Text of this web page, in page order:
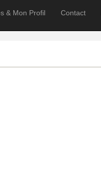
& Mon Profil Contact